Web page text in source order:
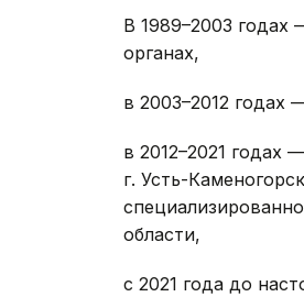
В 1989–2003 годах
органах,
в 2003–2012 годах
в 2012–2021 годах
г. Усть-
области,
с 2021 года до